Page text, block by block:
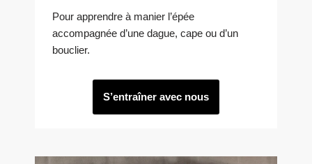
Pour apprendre à manier l’épée
accompagnée d’une dague, cape ou d’un
bouclier.
S’entraîner avec nous